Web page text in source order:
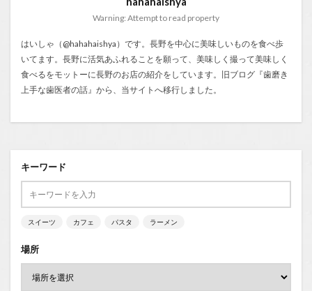
Warning: Attempt to read property
はいしゃ（@hahahaishya）です。長野を中心に美味しいものを食べ歩
いてます。長野に活気あふれることを願って、美味しく撮って美味しく
食べるをモットーに長野のお店の紹介をしています。旧ブログ『歯磨き
上手な歯医者の話 』から、当サイトへ移行しました。
キーワード
スイーツ カフェ パスタ ラーメン
場所